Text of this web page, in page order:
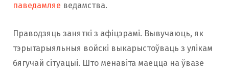
паведамляе ведамства.
Праводзяць заняткі з афіцэрамі. Вывучаюць, як
тэрытарыяльныя войскі выкарыстоўваць з улікам
бягучай сітуацыі. Што менавіта маецца на ўвазе